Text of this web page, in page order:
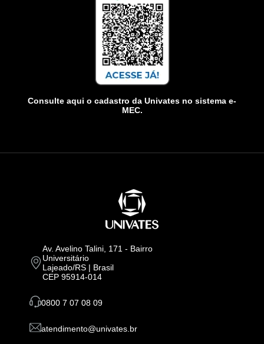
Consulte aqui o cadastro da Univates no sistema e-
MEC.
Av. Avelino Talini, 171 - Bairro
Universitário
Lajeado/RS | Brasil
CEP 95914-014
0800 7 07 08 09
atendimento@univates.br